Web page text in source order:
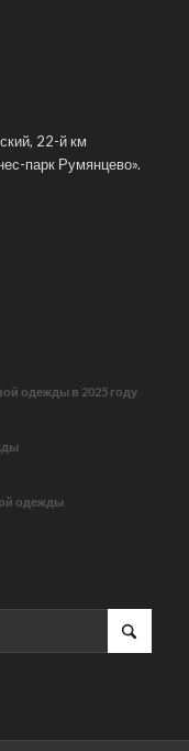
22-й км
парк Румянцево».
одежды в 2025 году
одежды